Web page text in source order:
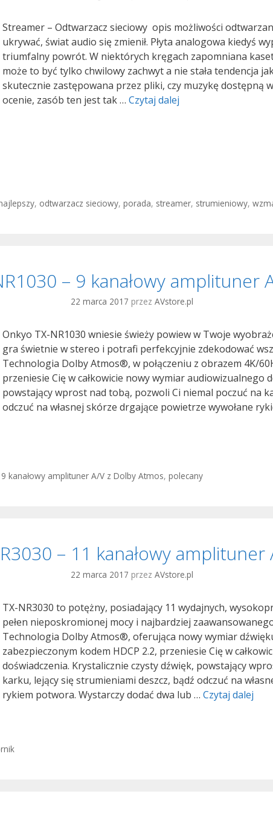
Streamer – Odtwarzacz sieciowy opis możliwości
ukrywać, świat audio się zmienił. Płyta analogowa kiedyś
triumfalny powrót. W niektórych kręgach zapomniana
może to być tylko chwilowy zachwyt a nie stała tendencja
skutecznie zastępowana przez pliki, czy muzykę dostępną
ocenie, zasób ten jest tak … Czytaj dalej
, odtwarzacz sieciowy,porada, streamer, strumieniowy,
– 9 kanałowy
22 marca 2017 przez AVstore.pl
Onkyo TX-NR1030 wniesie świeży powiew w Twoje
gra świetnie w stereo i potrafi perfekcyjnie zdekodować
Technologia Dolby Atmos®, w połączeniu z obrazem 4K/
przeniesie Cię w całkowicie nowy wymiar audiowizualnego
powstający wprost nad tobą, pozwoli Ci niemal poczuć na
odczuć na własnej skórze drgające powietrze wywołane
kanałowy amplituner A/V z Dolby Atmos,polecany
– 11 kanałowy
22 marca 2017 przez AVstore.pl
TX-NR3030 to potężny, posiadający 11 wydajnych,
pełen nieposkromionej mocy i najbardziej
Technologia Dolby Atmos®, oferująca nowy wymiar
zabezpieczonym kodem HDCP 2.2, przeniesie Cię w
doświadczenia. Krystalicznie czysty dźwięk, powstający
karku, lejący się strumieniami deszcz, bądź odczuć na
rykiem potwora. Wystarczy dodać dwa lub … Czytaj dalej